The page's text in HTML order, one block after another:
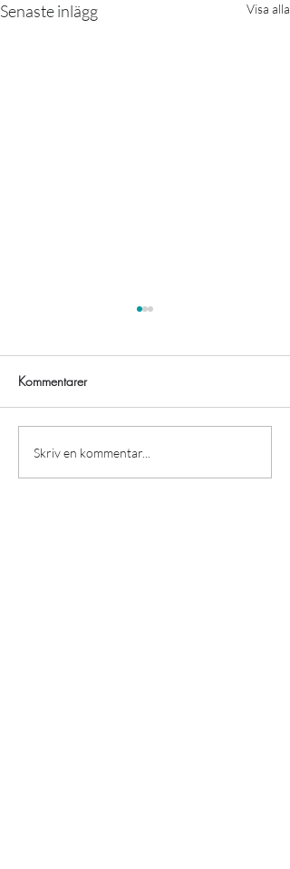
Senaste inlägg Visa alla
Sommarperioden startar
idag!
Kommentarer
Skriv en kommentar...